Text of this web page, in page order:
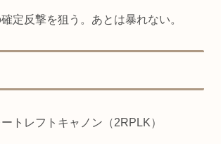
定反撃を狙う。あとは暴れない。
トレフトキャノン（2RPLK）